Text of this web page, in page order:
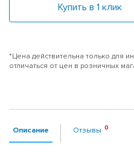
Купить в 1 клик
*Цена действительна только для
отличаться от цен в розничных
Описание Отзывы